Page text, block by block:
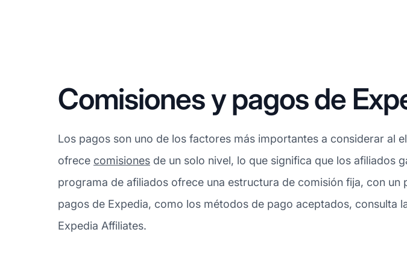
Comisiones y pagos de
Los pagos son uno de los factores más importantes a considerar al
ofrece comisiones de un solo nivel, lo que significa que los afiliados
programa de afiliados ofrece una estructura de comisión fija, con
pagos de Expedia, como los métodos de pago aceptados,
Expedia Affiliates.